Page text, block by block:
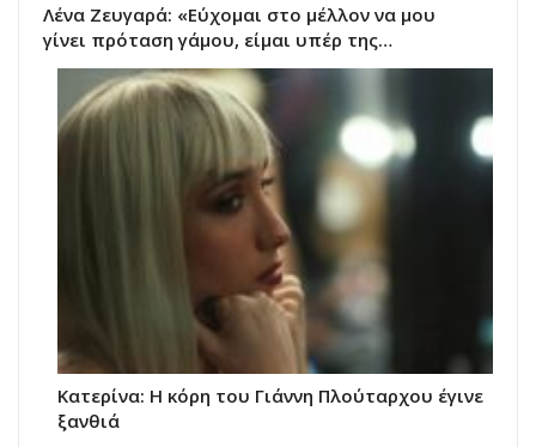
Λένα Ζευγαρά: «Εύχομαι στο μέλλον να μου
γίνει πρόταση γάμου, είμαι υπέρ της…
Κατερίνα: Η κόρη του Γιάννη Πλούταρχου έγινε
ξανθιά